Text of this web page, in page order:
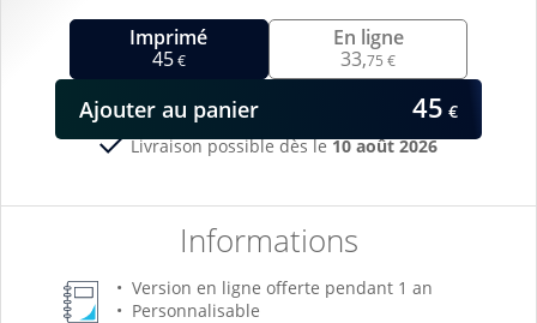
Imprimé
45€
Informations
Livraison possible dès le10 août 2026
Version en ligne offerte pendant 1 an
Personnalisable
En ligne
33,75 €
Ajouter au panier 45 €